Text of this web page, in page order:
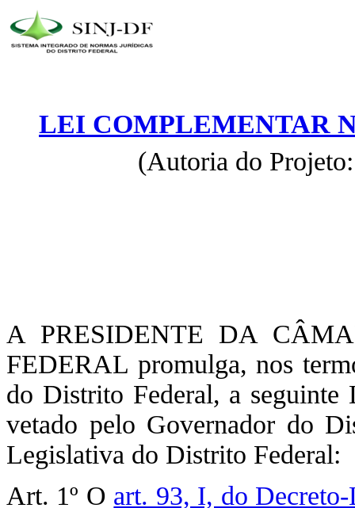
LEI COMPLEMENTAR
(Autoria do
A PRESIDENTE DA
FEDERAL promulga, nos
do Distrito Federal, a seguinte
vetado pelo Governador do
Legislativa do Distrito Federal:
Art. 1º O art. 93, I, do